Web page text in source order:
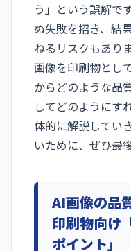
う」という誤解で
ぬ失敗を招き、結
ねるリスクもあり
画像を印刷物とし
からどのような品
してどのようにす
体的に解説してい
いために、ぜひ最
AI画像の品
印刷物向け
ポイント」